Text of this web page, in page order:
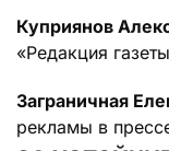
Куприянов
«Редакция
Заграничная
рекламы в